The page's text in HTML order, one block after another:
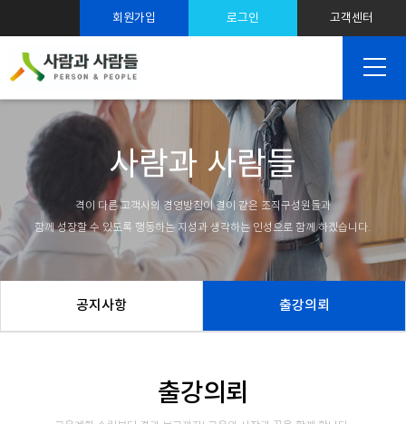
회원가입 로그인 고객센터
사람과 사람들
격이 다른 고객사의 경영방침이 결이 같은 조직구성원들과
함께 성장할 수 있도록 행동하는 지성과 생각하는 인성으로 함께 하겠습니다.
공지사항 출강의뢰
출강의뢰